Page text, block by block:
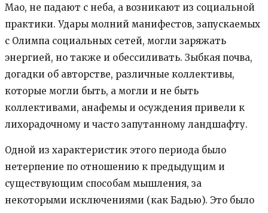
Мао, не падают с неба, а возникают из социальной
практики. Удары молний манифестов, запускаемых
с Олимпа социальных сетей, могли заряжать
энергией, но также и обессиливать. Зыбкая почва,
догадки об авторстве, различные коллективы,
которые могли быть, а могли и не быть
коллективами, анафемы и осуждения привели к
лихорадочному и часто запутанному ландшафту.
Одной из характеристик этого периода было
нетерпение по отношению к предыдущим и
существующим способам мышления, за
некоторыми исключениями (как Бадью). Это было